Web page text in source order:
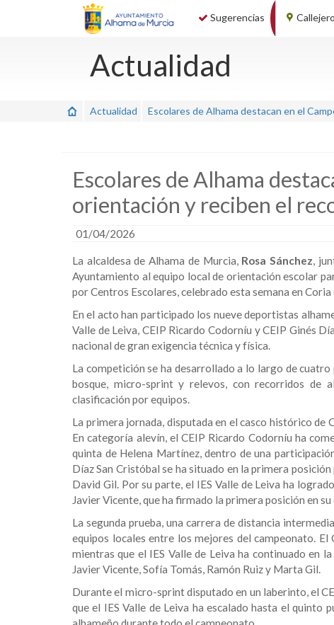
Sugerencias Callejero
Actualidad
Actualidad Escolares de Alhama destacan en el
Escolares de Alhama
orientación y reciben el
01/04/2026
La alcaldesa de Alhama de Murcia, Rosa Sánchez,
Ayuntamiento al equipo local de orientación escolar
por Centros Escolares, celebrado esta semana en
En el acto han participado los nueve deportistas
Valle de Leiva, CEIP Ricardo Codorníu y CEIP Ginés
nacional de gran exigencia técnica y física.
La competición se ha desarrollado a lo largo de
bosque, micro-sprint y relevos, con recorridos de
clasificación por equipos.
La primera jornada, disputada en el casco histórico de
En categoría alevín, el CEIP Ricardo Codorníu ha
quinta de Helena Martínez, dentro de una
Díaz San Cristóbal se ha situado en la primera
David Gil. Por su parte, el IES Valle de Leiva ha
Javier Vicente, que ha firmado la primera posición en
La segunda prueba, una carrera de distancia
equipos locales entre los mejores del campeonato.
mientras que el IES Valle de Leiva ha continuado en
Javier Vicente, Sofía Tomás, Ramón Ruiz y Marta Gil.
Durante el micro-sprint disputado en un laberinto, el
que el IES Valle de Leiva ha escalado hasta el quinto